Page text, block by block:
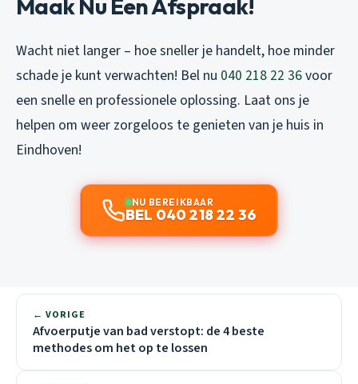
Maak Nu Een Afspraak!
Wacht niet langer – hoe sneller je handelt, hoe minder
schade je kunt verwachten! Bel nu 040 218 22 36voor
een snelle en professionele oplossing. Laat ons je
helpen om weer zorgeloos te genieten van je huis in
Eindhoven!
NU BEREIKBAAR
BEL 040 218 22 36
← VORIGE
Afvoerputje van bad verstopt: de 4 beste
methodes om het op te lossen